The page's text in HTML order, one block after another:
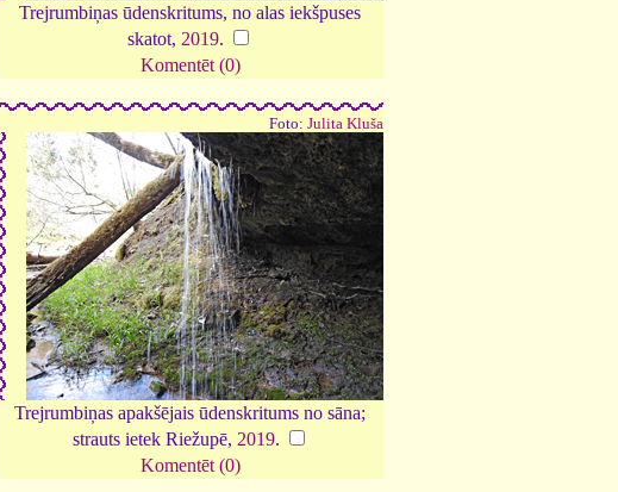
Trejrumbiņas ūdenskritums, no alas iekšpuses
skatot, 2019.
Komentēt (0)
Foto: Julita Kluša
Trejrumbiņas apakšējais ūdenskritums no sāna;
strauts ietek Riežupē, 2019.
Komentēt (0)